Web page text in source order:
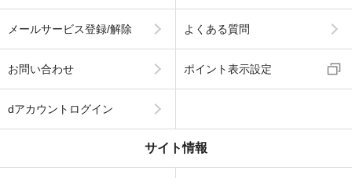
メールサービス登録/解除 よくある質問
お問い合わせ ポイント表示設定
dアカウントログイン
サイト情報